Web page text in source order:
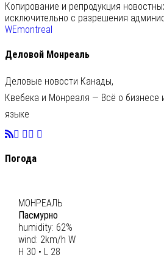
Копирование и репродукция
исключительно с разрешения
WEmontreal
Деловой Монреаль
Деловые новости Канады,
Квебека и Монреаля — Всё о бизнесе
языке
Погода
МОНРЕАЛЬ
Пасмурно
humidity: 62%
wind: 2km/h W
H 30 • L 28